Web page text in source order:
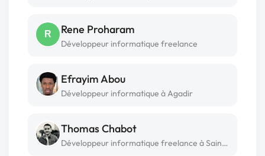
R Rene Proharam
Développeur informatique freelance
Efrayim Abou
Développeur informatique à Agadir
Thomas Chabot
Développeur informatique freelance à Saint hilaire de clisson